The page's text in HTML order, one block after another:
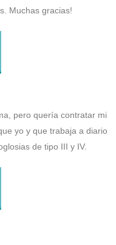
Muchas gracias!
pero quería contratar mi
yo y que trabaja a diario
de tipo III y IV.